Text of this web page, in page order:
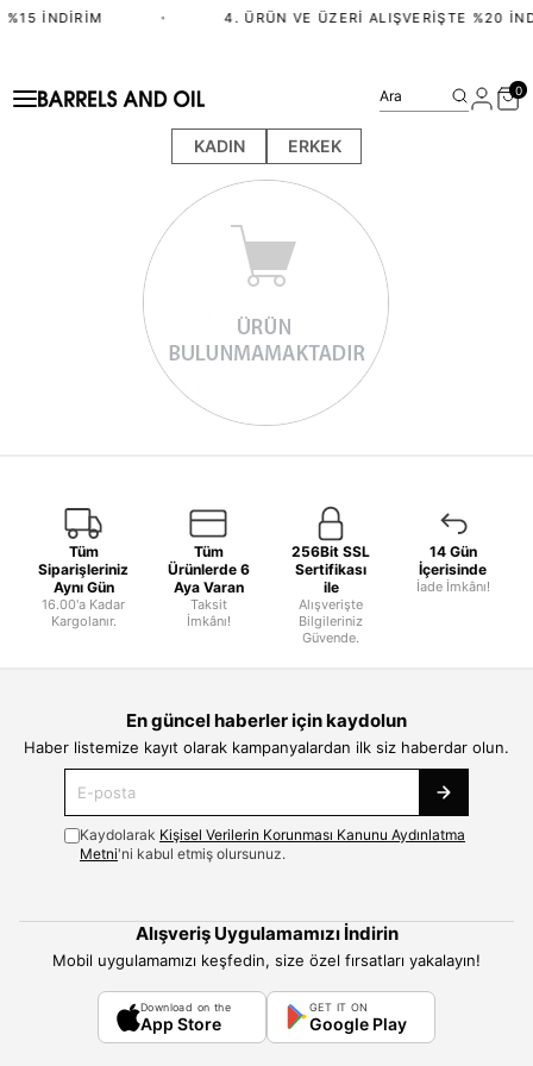
İNDIRIM • 4. ÜRÜN VE ÜZERI ALIŞVERIŞTE %20
KADIN ERKEK
Ara 0
Tüm
Siparişleriniz
Aynı Gün
16.00'a Kadar
Kargolanır.
Tüm
Ürünlerde 6
Aya Varan
Taksit
İmkânı!
256Bit SSL
Sertifikası
ile
Alışverişte
Bilgileriniz
Güvende.
14 Gün
İçerisinde
İade İmkânı!
En güncel haberler için kaydolun
Haber listemize kayıt olarak kampanyalardan ilk siz haberdar olun.
Kaydolarak Kişisel Verilerin Korunması Kanunu Aydınlatma
Metni'ni kabul etmiş olursunuz.
Alışveriş Uygulamamızı İndirin
Mobil uygulamamızı keşfedin, size özel fırsatları yakalayın!
Download on the
App Store
GET IT ON
Google Play